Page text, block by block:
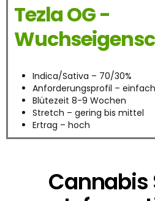
Tezla OG -
Indica/Sativa – 70/30%
Anforderungsprofil – einfach
Blütezeit 8-9 Wochen
Stretch – gering bis mittel
Ertrag – hoch
Cannabis